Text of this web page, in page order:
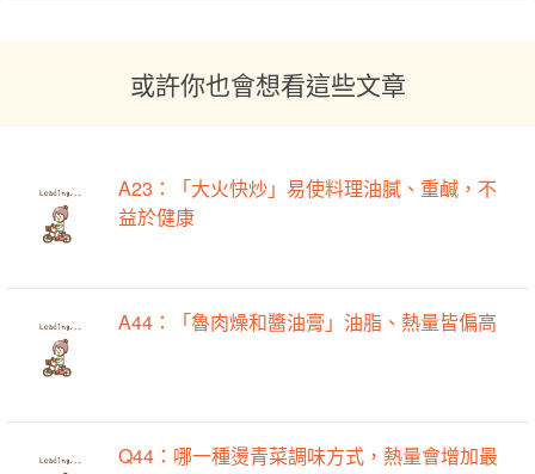
或許你也會想看這些文章
A23：「大火快炒」易使料理油膩、重鹹，不
益於健康
A44：「魯肉燥和醬油膏」油脂、熱量皆偏高
Q44：哪一種燙青菜調味方式，熱量會增加最